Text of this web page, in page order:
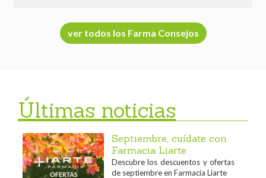
ver todos los Farma Consejos
Últimas noticias
Septiembre, cuídate con
Farmacia Liarte
Descubre los descuentos y ofertas
de septiembre en Farmacia Liarte